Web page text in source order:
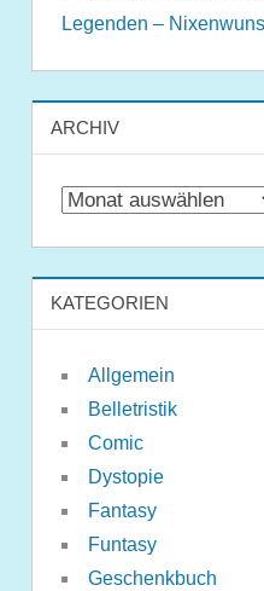
Legenden –
ARCHIV
Archiv
KATEGORIEN
Allgemein
Belletristik
Comic
Dystopie
Fantasy
Funtasy
Geschenkbuch